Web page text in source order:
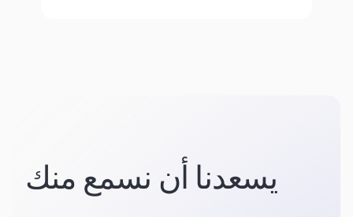
يسعدنا أن نسمع منك